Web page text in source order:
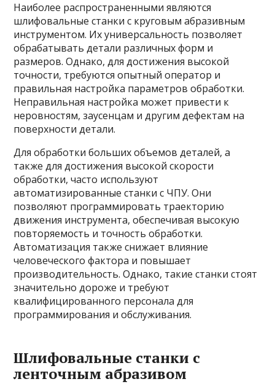
Наиболее распространенными являются
шлифовальные станки с круговым абразивным
инструментом. Их универсальность позволяет
обрабатывать детали различных форм и
размеров. Однако, для достижения высокой
точности, требуются опытный оператор и
правильная настройка параметров обработки.
Неправильная настройка может привести к
неровностям, заусенцам и другим дефектам на
поверхности детали.
Для обработки больших объемов деталей, а
также для достижения высокой скорости
обработки, часто используют
автоматизированные станки с ЧПУ. Они
позволяют программировать траекторию
движения инструмента, обеспечивая высокую
повторяемость и точность обработки.
Автоматизация также снижает влияние
человеческого фактора и повышает
производительность. Однако, такие станки стоят
значительно дороже и требуют
квалифицированного персонала для
программирования и обслуживания.
Шлифовальные станки с
ленточным абразивом